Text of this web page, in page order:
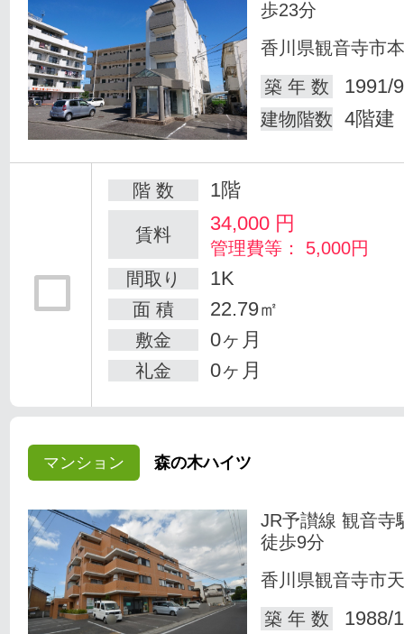
歩23分
香川県観音寺市
築 年 数
1991/
建物階数 4階建
階 数 1階
賃料 34,000 円
管理費等： 5,000円
間取り
1K
面 積 22.79㎡
敷金 0ヶ月
礼金 0ヶ月
マンション 森の木ハイツ
JR予讃線 観音寺
徒歩9分
香川県観音寺市
築 年 数
1988/